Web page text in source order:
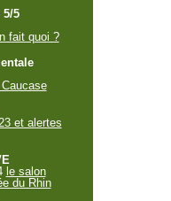
5/5
fait quoi ?
et alertes
le salon
du Rhin